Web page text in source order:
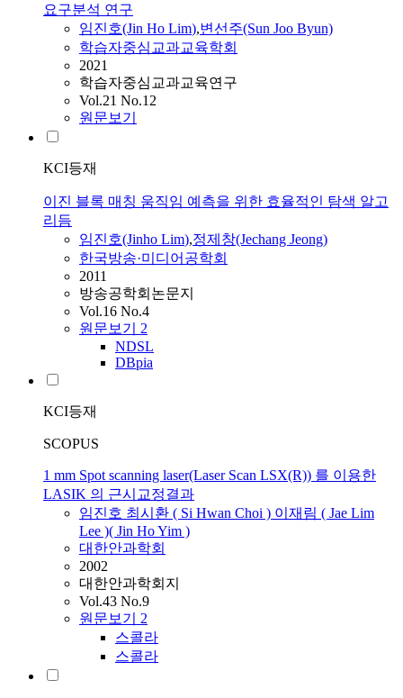
요구분석 연구
임진호(Jin Ho Lim),변선주(Sun Joo Byun)
학습자중심교과교육학회
2021
학습자중심교과교육연구
Vol.21 No.12
원문보기
KCI등재
이진 블록 매칭 움직임 예측을 위한 효율적인 탐색 알고
리듬
임진호(Jinho Lim),정제창(Jechang Jeong)
한국방송·미디어공학회
2011
방송공학회논문지
Vol.16 No.4
원문보기 2
NDSL
DBpia
KCI등재
SCOPUS
1 mm Spot scanning laser(Laser Scan LSX(R)) 를 이용한
LASIK 의 근시교정결과
임진호 최시환 ( Si Hwan Choi ) 이재림 ( Jae Lim
Lee )( Jin Ho Yim )
대한안과학회
2002
대한안과학회지
Vol.43 No.9
원문보기 2
스콜라
스콜라